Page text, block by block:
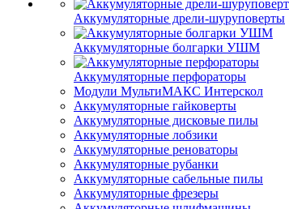
Аккумуляторные дрели-шуруповерты
Аккумуляторные болгарки УШМ
Аккумуляторные перфораторы
Модули МультиМАКС Интерскол
Аккумуляторные гайковерты
Аккумуляторные дисковые пилы
Аккумуляторные лобзики
Аккумуляторные реноваторы
Аккумуляторные рубанки
Аккумуляторные сабельные пилы
Аккумуляторные фрезеры